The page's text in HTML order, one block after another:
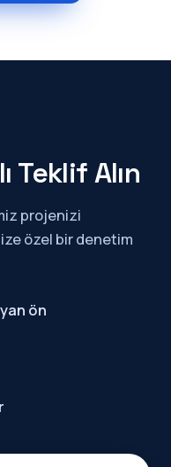
Teklif Alın
projenizi
özel bir denetim
ön